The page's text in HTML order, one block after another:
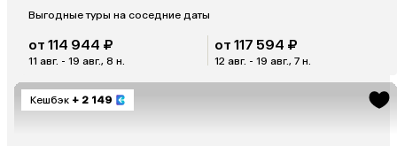
Выгодные туры на соседние даты
от 114 944 ₽
11 авг. - 19 авг., 8 н.
от 117 594 ₽
12 авг. - 19 авг., 7 н.
Кешбэк + 2 149